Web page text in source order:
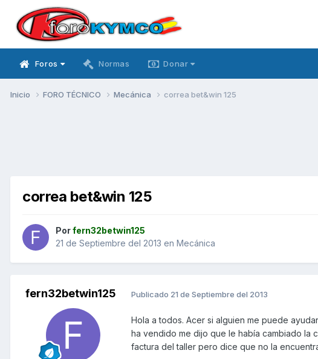
Foros Normas Donar
Inicio FORO TÉCNICO Mecánica correa bet&win 125
correa bet&win 125
Porfern32betwin125
21 de Septiembre del 2013 en Mecánica
fern32betwin125 Publicado 21 de Septiembre del 2013
Hola a todos. Acer si alguien me puede
ha vendido me dijo que le había cambiado la
factura del taller pero dice que no la